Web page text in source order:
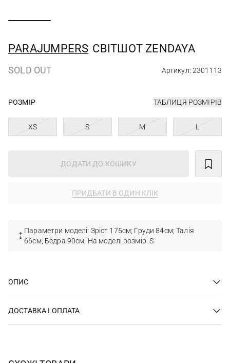
PARAJUMPERS СВІТШОТ ZENDAYA
SOLD OUT Артикул: 2301113
РОЗМІР ТАБЛИЦЯ РОЗМІРІВ
XS S M L
ДОДАТИ ДО КОШИКУ
ПРИДБАТИ В ОДИН КЛІК
Параметри моделі: Зріст 175см; Груди 84см; Талія
66см; Бедра 90см; На моделі розмір: S
ОПИС
ДОСТАВКА І ОПЛАТА